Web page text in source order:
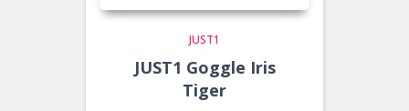
JUST1
JUST1 Goggle Iris
Tiger